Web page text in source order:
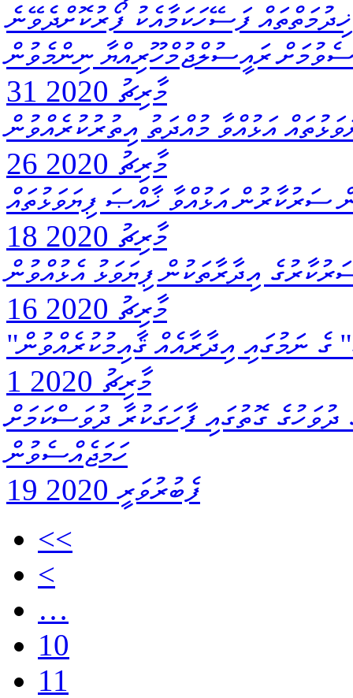
ޚިދުމަތްތައް ފަސޭހަކަމާއެކު ފޯރުކޮށްދެވޭނެ
ރައީސުލްޖުމްހޫރިއްޔާ ނިންމެވުން
31 މާރިޗު 2020
26 މާރިޗު 2020
18 މާރިޗު 2020
16 މާރިޗު 2020
ނަމުގައި އިދާރާއެއް ޤާއިމުކުރެއްވުން
1 މާރިޗު 2020
ދުވަހުގެ ގޮތުގައި ފާހަގަކުރާ ދުވަސްކަމަށް
ހަމަޖެއްސެވުން
19 ފެބުރުވަރީ 2020
<<
<
…
10
11